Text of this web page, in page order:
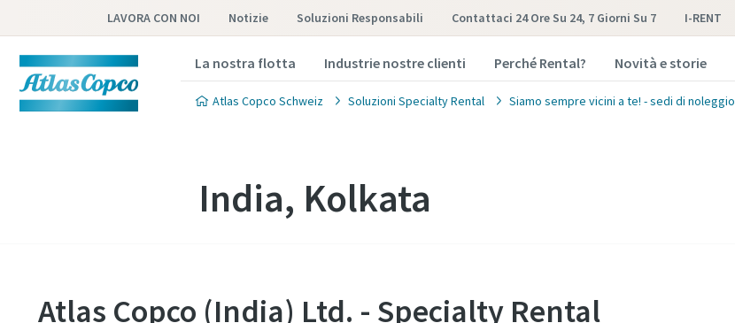
LAVORA CON NOI Notizie Soluzioni Responsabili Contattaci 24 Ore Su 24, 7 Giorni Su 7 I-RENT
La nostra flotta Industrie nostre clienti Perché Rental? Novità e storie
Atlas Copco Schweiz Soluzioni Specialty Rental Siamo sempre vicini a te! - sedi di noleggio
India, Kolkata
Atlas Copco (India) Ltd. - Specialty Rental